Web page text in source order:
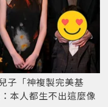
子「神複製完美基
本人都生不出這麼像